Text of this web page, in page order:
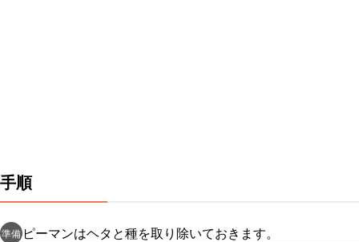
手順
準備 ピーマンはヘタと種を取り除いておきます。